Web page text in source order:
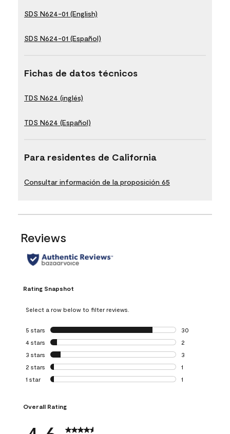
SDS N624-01 (English)
SDS N624-01 (Español)
Fichas de datos técnicos
TDS N624 (inglés)
TDS N624 (Español)
Para residentes de California
Consultar información de la proposición 65
Reviews
Rating Snapshot
Select a row below to filter reviews.
5 stars stars
30
30 reviews with
4 stars stars
2
2 reviews with 4
3 stars stars
3
3 reviews with 3
2 stars stars
1
1 review with 2
1 star stars
1
Overall Rating